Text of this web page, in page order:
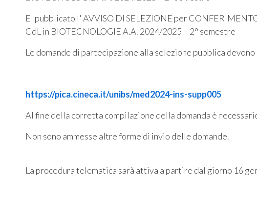
E' pubblicato l' AVVISO DI SELEZIONE per
CdL in BIOTECNOLOGIE A.A. 2024/2025 – 2° semestre
Le domande di partecipazione alla selezione pubblica
https://pica.cineca.it/unibs/med2024-ins-supp005
Al fine della corretta compilazione della domanda è
Non sono ammesse altre forme di invio delle domande.
La procedura telematica sarà attiva a partire dal giorno 16